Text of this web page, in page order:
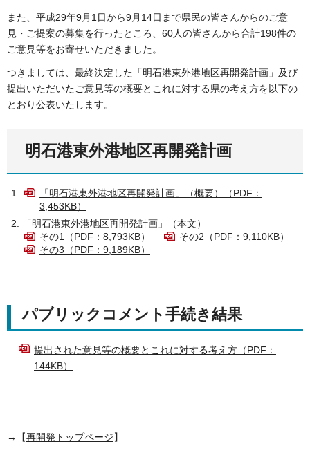
また、平成29年9月1日から9月14日まで県民の皆さんからのご意
見・ご提案の募集を行ったところ、60人の皆さんから合計198件の
ご意見等をお寄せいただきました。
つきましては、最終決定した「明石港東外港地区再開発計画」及び
提出いただいたご意見等の概要とこれに対する県の考え方を以下の
とおり公表いたします。
明石港東外港地区再開発計画
「明石港東外港地区再開発計画」（概要）（PDF：
3,453KB）
「明石港東外港地区再開発計画」（本文）
その1（PDF：8,793KB）
その2（PDF：9,110KB）
その3（PDF：9,189KB）
パブリックコメント手続き結果
提出された意見等の概要とこれに対する考え方（PDF：
144KB）
→【再開発トップページ】